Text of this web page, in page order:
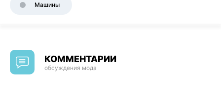
Машины
КОММЕНТАРИИ
обсуждения мода